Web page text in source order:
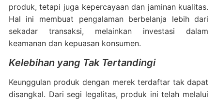
produk, tetapi juga kepercayaan dan jaminan kualitas.
Hal ini membuat pengalaman berbelanja lebih dari
sekadar transaksi, melainkan investasi dalam
keamanan dan kepuasan konsumen.
Kelebihan yang Tak Tertandingi
Keunggulan produk dengan merek terdaftar tak dapat
disangkal. Dari segi legalitas, produk ini telah melalui